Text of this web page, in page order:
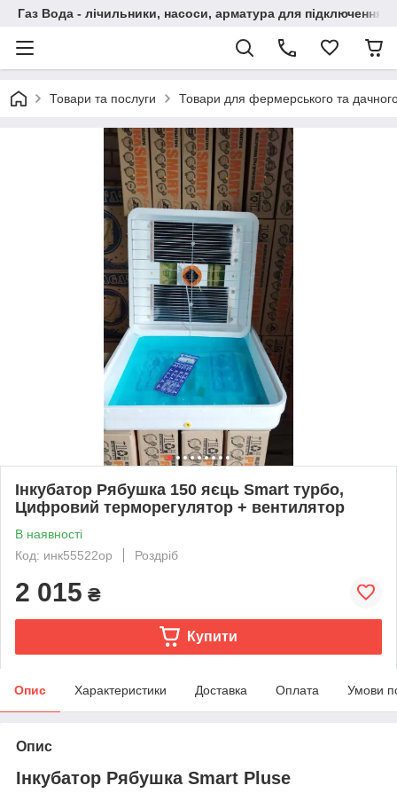
Газ Вода - лічильники, насоси, арматура для підключення,
Товари та послуги Товари для фермерського та
Інкубатор Рябушка 150 яєць Smart турбо,
Цифровий терморегулятор + вентилятор
В наявності
Код: инк55522ор
Роздріб
2 015 ₴
Купити
Опис Характеристики Доставка Оплата Умови
Опис
Інкубатор Рябушка Smart Pluse